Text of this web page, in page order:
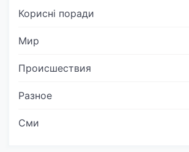
Корисні поради
Мир
Происшествия
Разное
Сми